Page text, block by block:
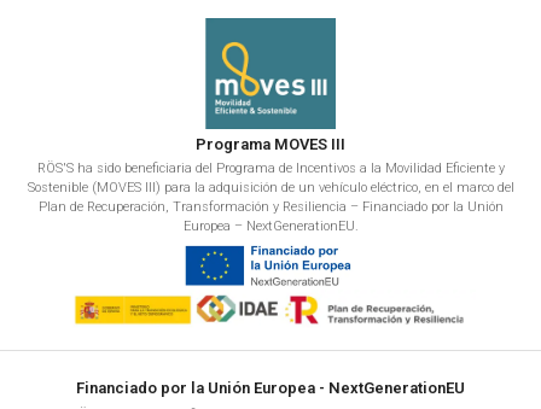
Programa MOVES III
RÖS'S ha sido beneficiaria del Programa de Incentivos a la Movilidad Eficiente y
Sostenible (MOVES III) para la adquisición de un vehículo eléctrico, en el marco del
Plan de Recuperación, Transformación y Resiliencia – Financiado por la Unión
Europea – NextGenerationEU.
Financiado por la Unión Europea - NextGenerationEU